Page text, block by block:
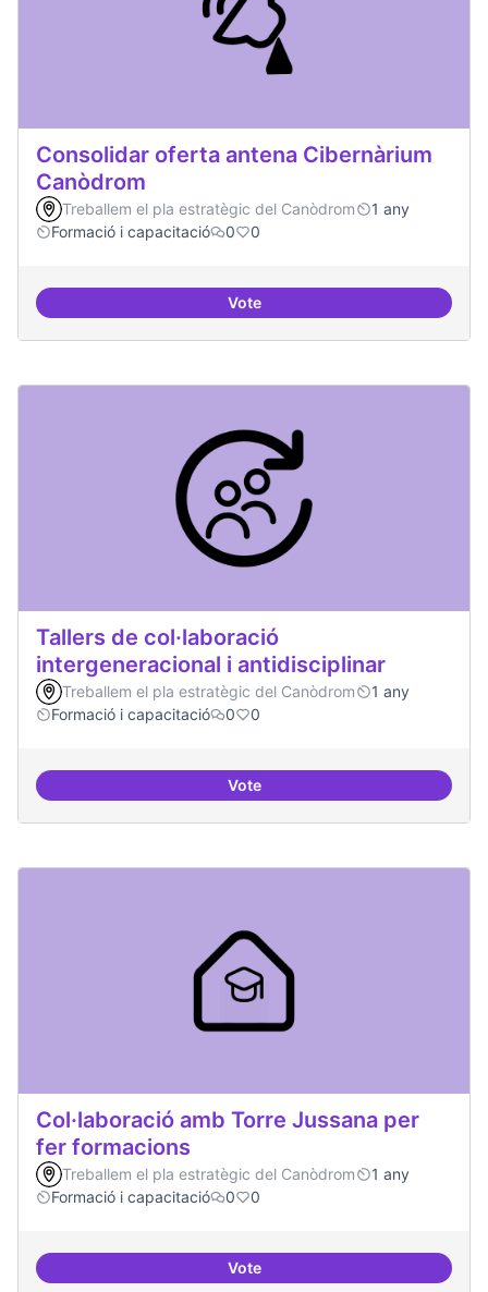
Consolidar oferta antena Cibernàrium
Canòdrom
Treballem el pla estratègic del Canòdrom
1 any
Formació i capacitació
0 0
VoteConsolidar oferta antena
Tallers de col·laboració
intergeneracional i antidisciplinar
Treballem el pla estratègic del Canòdrom
1 any
Formació i capacitació
0 0
VoteTallers de col·laboració
Col·laboració amb Torre Jussana per
fer formacions
Treballem el pla estratègic del Canòdrom
1 any
Formació i capacitació
0 0
VoteCol·laboració amb Torre